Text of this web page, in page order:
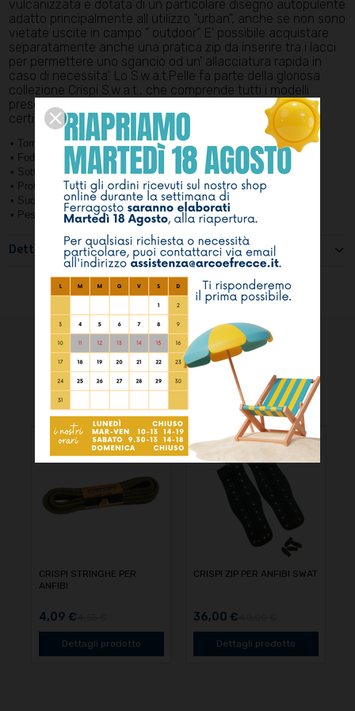
vulcanizzata e dotata di un particolare disegno autopulente
adatto principalmente all utilizzo "urban", anche se non sono
vietate uscite in campo " outdoor". E' possibile acquistare
separatamente anche una pratica zip da inserire tra i lacci
per permettere uno sgancio od un' allacciatura rapida in
caso di necessita'. Lo S.w.a.t.Pelle fa parte della gloriosa
collezione Crispi S.w.a.t., che comprende tutti i modelli
presenti nel catalogo Military. La calzatura è prevista di
certificazione Antistatica.
• Tomaia Pelle pieno fiore con trattamento idrorepellente
• Fodera GORE-TEX® Insulated Comfort Footwear Lining
• Sottopiede a struttura differenziata
• Protezione malleolo e puntale in gomma
• Suola
in gomma antiscivolo ed antistatica
• Peso gr. 700
Dettagli del prodotto
POTREBBE ANCHE
INTERESSARTI
-10%
CRISPI STRINGHE PER
ANFIBI
4,09 €
Dettagli prodotto
-10%
CRISPI ZIP PER ANFIBI SWAT
36,00 €
Dettagli prodotto